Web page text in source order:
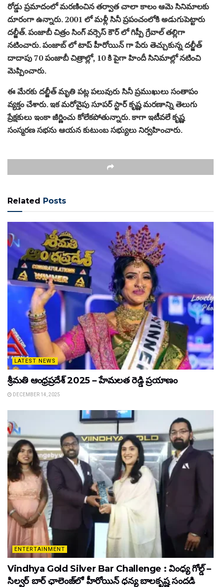
రోడ్డు ప్రమాదంలో మరణించిన తర్వాత చాలా కాలం ఆమె సినిమాలకు
దూరంగా ఉన్నారు. 2001 లో మళ్లీ సినీ ప్రపంచంలోకి అడుగుపెట్టారు
దల్జీత్. పంజాబీ చిత్రం సింగ్ వర్సెస్ కౌర్ లో గిప్పీ గ్రేవాల్ తల్లిగా
నటించారు. పంజాబ్ ‏లో టాప్ హీరోయిన్ గా పేరు తెచ్చుకున్న దల్జీత్
దాదాపు 70 పంజాబీ చిత్రాల్లో, 10 కి పైగా హిందీ సినిమాల్లో నటించి
మెప్పించారు.
ఈ మేరకు దల్జీత్ మృతి పట్ల పలువురు సినీ ప్రముఖులు సంతాపం
వ్యక్తం చేశారు. ఇక మరోవైపు సూపర్ స్టార్ కృష్ణ మరణాన్ని తెలుగు
ప్రేక్షకులు ఇంకా జీర్ణించు కోలేకపోతున్నారు. కాగా ఇటీవలే కృష్ణ
సంస్మరణ సభను ఆయన కుటుంబ సభ్యులు నిర్వహించారు.
Related Posts
LATEST NEWS
శ్రీమతి ఆంధ్రప్రదేశ్ 2025 – హేమలత రెడ్డి ప్రయాణం
DECEMBER 14, 2025
ENTERTAINMENT
Vindhya Gold Silver Bar Challenge : వింధ్య గోల్డ్ –
సిల్వర్ బార్ ఛాలెంజ్‌లో హీరోయిన్ ధ‌న్య బాల‌కృష్ణ‌ సందడి